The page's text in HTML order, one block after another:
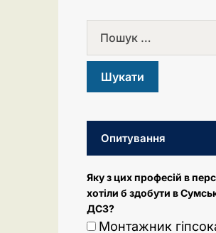
Опитування
Яку з цих професій в
хотіли б здобути в
ДСЗ?
Монтажник